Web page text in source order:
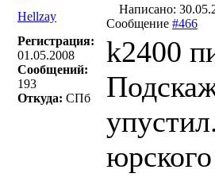
Hellzay
Написано:
Сообщение #466
Регистрация:
01.05.2008
Сообщений:
193
Откуда: СПб
k2400